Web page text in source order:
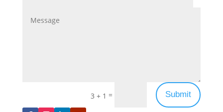
3 + 1 = Submit